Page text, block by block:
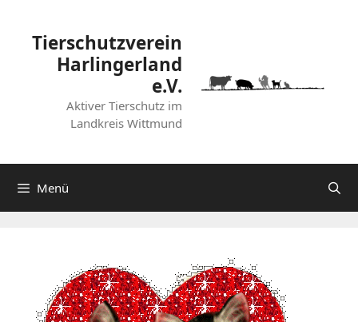
springenTierschutzverein
Harlingerland
e.V.
Aktiver Tierschutz im
Landkreis Wittmund
Menü